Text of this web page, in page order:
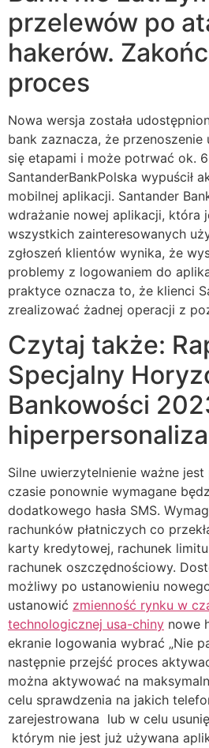
przelewów po
hakerów.
proces
Nowa wersja została
bank zaznacza, że
się etapami i może potrwać ok.
SantanderBankPolska wypuścił
mobilnej aplikacji. Santander
wdrażanie nowej aplikacji, która
wszystkich zainteresowanych
zgłoszeń klientów wynika, że
problemy z logowaniem do
praktyce oznacza to, że klienci
zrealizować żadnej operacji z
Czytaj także:
Specjalny
Bankowości
Silne uwierzytelnienie ważne
czasie ponownie wymagane
dodatkowego hasła SMS.
rachunków płatniczych co
karty kredytowej, rachunek
rachunek oszczędnościowy.
możliwy po ustanowieniu
ustanowić zmienność rynku w
technologicznej usa-chiny nowe
ekranie logowania wybrać „Nie
następnie przejść proces
można aktywować na
celu sprawdzenia na jakich
zarejestrowana lub w celu
którym nie jest już używana